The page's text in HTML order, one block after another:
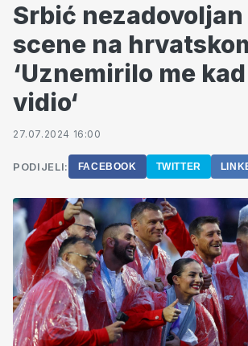
Srbić
scene na
‘Uznemirilo me
vidio‘
27.07.2024 16:00
PODIJELI: FACEBOOK TWITTER